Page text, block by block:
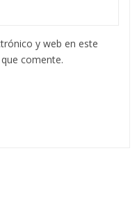
y web en este
comente.